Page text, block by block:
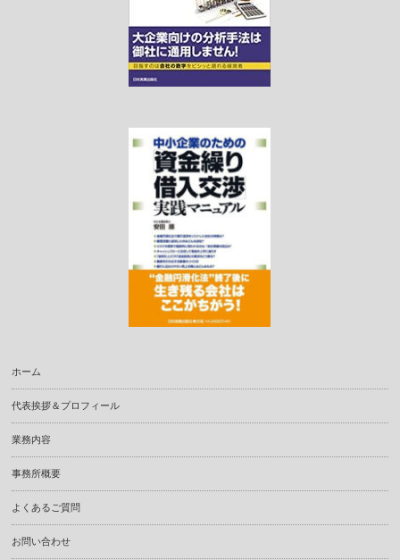
ホーム
代表挨拶＆プロフィール
業務内容
事務所概要
よくあるご質問
お問い合わせ